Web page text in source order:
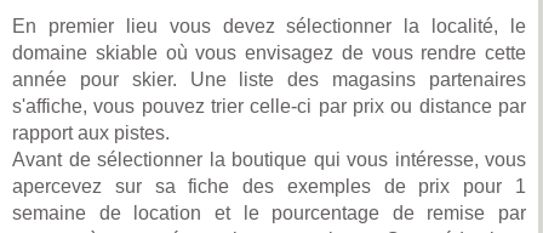
En premier lieu vous devez sélectionner la localité, le
domaine skiable où vous envisagez de vous rendre cette
année pour skier. Une liste des magasins partenaires
s'affiche, vous pouvez trier celle-ci par prix ou distance par
rapport aux pistes.
Avant de sélectionner la boutique qui vous intéresse, vous
apercevez sur sa fiche des exemples de prix pour 1
semaine de location et le pourcentage de remise par